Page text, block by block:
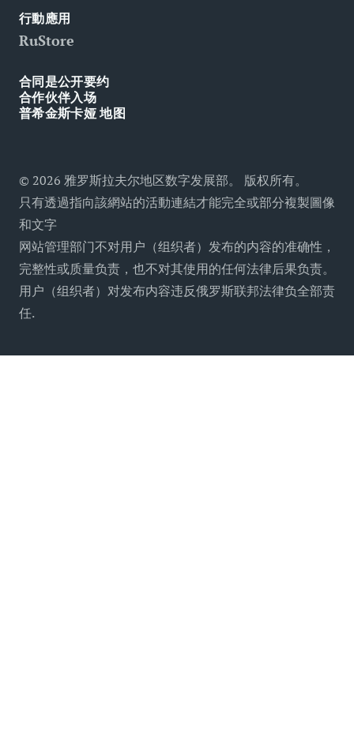
行動應用
RuStore
合同是公开要约
合作伙伴入场
普希金斯卡娅 地图
© 2026 雅罗斯拉夫尔地区数字发展部。 版权所有。
只有透過指向該網站的活動連結才能完全或部分複製圖像
和文字
网站管理部门不对用户（组织者）发布的内容的准确性，
完整性或质量负责，也不对其使用的任何法律后果负责。
用户（组织者）对发布内容违反俄罗斯联邦法律负全部责
任.